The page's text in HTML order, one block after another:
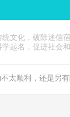
统文化，破除迷信
学起名，促进社会
太顺利，还是另有